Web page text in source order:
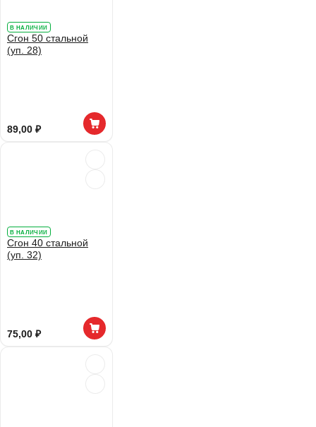
В НАЛИЧИИ
Сгон 50 стальной
(уп. 28)
89,00 ₽
В НАЛИЧИИ
Сгон 40 стальной
(уп. 32)
75,00 ₽